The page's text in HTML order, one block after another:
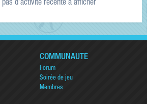
pas d’activité récente à afficher
COMMUNAUTÉ
Forum
Soirée de jeu
Membres